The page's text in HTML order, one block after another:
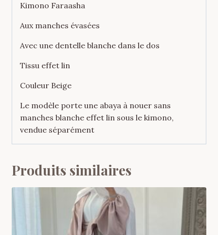
Kimono Faraasha
Aux manches évasées
Avec une dentelle blanche dans le dos
Tissu effet lin
Couleur Beige
Le modèle porte une abaya à nouer sans
manches blanche effet lin sous le kimono,
vendue séparément
Produits similaires